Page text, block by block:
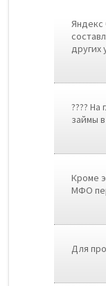
Яндекс
других
????
займы
Кроме
МФО
Для